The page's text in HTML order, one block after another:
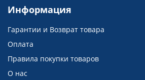
Информация
Гарантии и Возврат товара
Оплата
Правила покупки товаров
О нас